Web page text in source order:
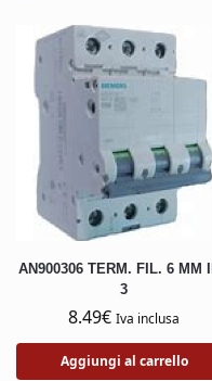
AN900306 TERM. FIL. 6 MM
3
8.49€ Iva inclusa
Aggiungi al carrello